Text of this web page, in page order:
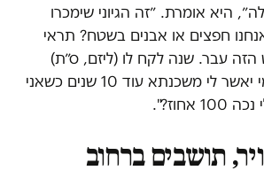
היא אומרת. ״זה הגיוני שימכרו
חפצים או אבנים בשטח? תראי
הזה עבר. שנה לקח לו (ליזם, ס״ת)
להרים בניין אחד, מי יאשר לי משכנתא עוד 10 שנים כשאני
תושבים ברחוב